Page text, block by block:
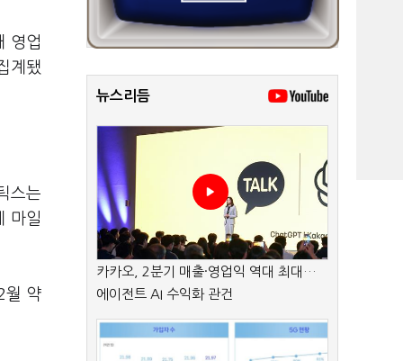
영업
계됐
스는
마일
월 약
뉴스리듬
카카오, 2분기 매출·영업익 역대 최대…
에이전트 AI 수익화 관건